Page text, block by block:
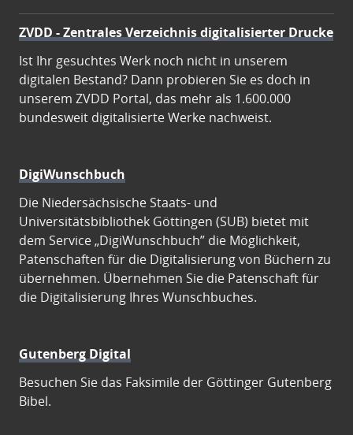
ZVDD - Zentrales Verzeichnis digitalisierter Drucke
Ist Ihr gesuchtes Werk noch nicht in unserem
digitalen Bestand? Dann probieren Sie es doch in
unserem ZVDD Portal, das mehr als 1.600.000
bundesweit digitalisierte Werke nachweist.
DigiWunschbuch
Die Niedersächsische Staats- und
Universitätsbibliothek Göttingen (SUB) bietet mit
dem Service „DigiWunschbuch” die Möglichkeit,
Patenschaften für die Digitalisierung von Büchern zu
übernehmen. Übernehmen Sie die Patenschaft für
die Digitalisierung Ihres Wunschbuches.
Gutenberg Digital
Besuchen Sie das Faksimile der Göttinger Gutenberg
Bibel.